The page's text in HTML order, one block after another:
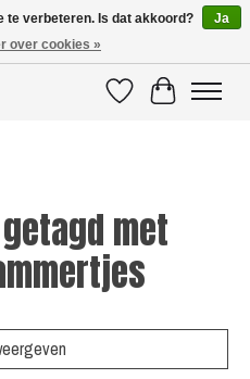
VerlanglijstWinkelwagen
met
te verbeteren. Is dat akkoord?
Ja
over cookies »